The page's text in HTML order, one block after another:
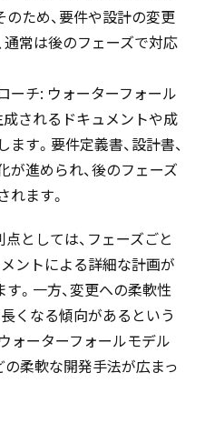
ため、要件や設計の変更
常は後のフェーズで対応
ーチ: ウォーターフォール
成されるドキュメントや成
す。要件定義書、設計書、
進められ、後のフェーズ
ます。
としては、フェーズごと
ントによる詳細な計画が
。一方、変更への柔軟性
くなる傾向があるという
ォーターフォールモデル
柔軟な開発手法が広まっ